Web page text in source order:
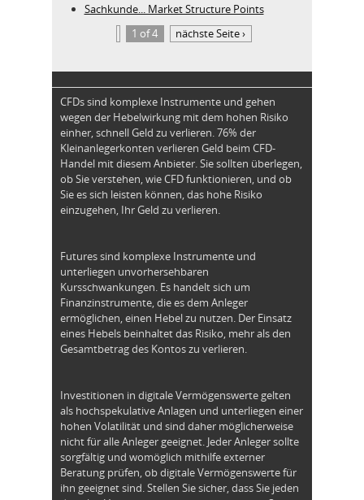
Sachkunde... Market Structure Points
1 of 4
nächste Seite ›
CFDs sind komplexe Instrumente und gehen
wegen der Hebelwirkung mit dem hohen Risiko
einher, schnell Geld zu verlieren. 76% der
Kleinanlegerkonten verlieren Geld beim CFD-
Handel mit diesem Anbieter. Sie sollten überlegen,
ob Sie verstehen, wie CFD funktionieren, und ob
Sie es sich leisten können, das hohe Risiko
einzugehen, Ihr Geld zu verlieren.
Futures sind komplexe Instrumente und
unterliegen unvorhersehbaren
Kursschwankungen. Es handelt sich um
Finanzinstrumente, die es dem Anleger
ermöglichen, einen Hebel zu nutzen. Der Einsatz
eines Hebels beinhaltet das Risiko, mehr als den
Gesamtbetrag des Kontos zu verlieren.
Investitionen in digitale Vermögenswerte gelten
als hochspekulative Anlagen und unterliegen einer
hohen Volatilität und sind daher möglicherweise
nicht für alle Anleger geeignet. Jeder Anleger sollte
sorgfältig und womöglich mithilfe externer
Beratung prüfen, ob digitale Vermögenswerte für
ihn geeignet sind. Stellen Sie sicher, dass Sie jeden